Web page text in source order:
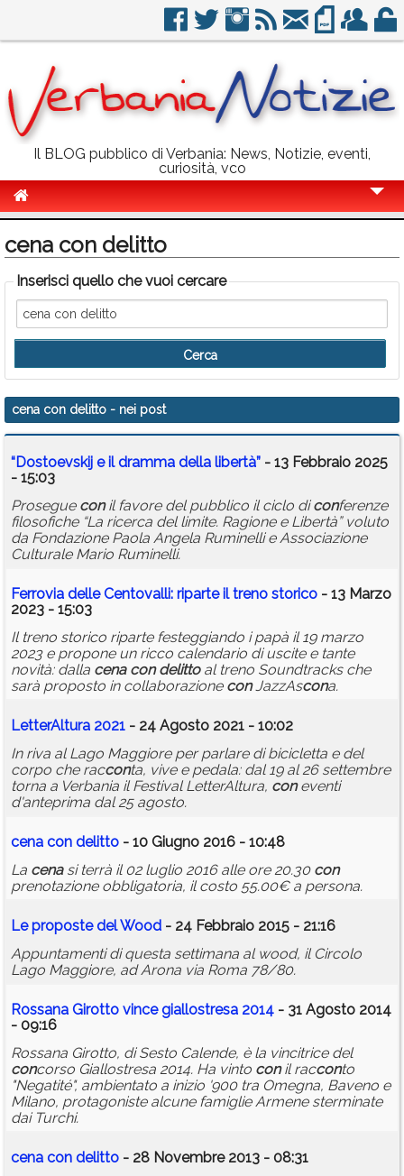
Il BLOG pubblico di Verbania: News, Notizie, eventi,
curiosità, vco
Politica
Sport
Eventi
Info Utili
Rubriche
Calendario
Annunci
cena con delitto
Inserisci quello che vuoi cercare
cena con delitto - nei post
“Dostoevskij e il dramma della libertà” - 13 Febbraio 2025
- 15:03
Prosegue conil favore del pubblico il ciclo diconferenze
filosofiche “La ricerca del limite. Ragione e Libertà” voluto
da Fondazione Paola Angela Ruminelli e Associazione
Culturale Mario Ruminelli.
Ferrovia delle Centovalli: riparte il treno storico - 13 Marzo
2023 - 15:03
Il treno storico riparte festeggiando i papà il 19 marzo
2023 e propone un ricco calendario di uscite e tante
novità: dalla cena con delittoal treno Soundtracks che
sarà proposto in collaborazione conJazzAscona.
LetterAltura 2021 - 24 Agosto 2021 - 10:02
In riva al Lago Maggiore per parlare di bicicletta e del
corpo che racconta, vive e pedala: dal 19 al 26 settembre
torna a Verbania il Festival LetterAltura, coneventi
d'anteprima dal 25 agosto.
cena con delitto - 10 Giugno 2016 - 10:48
La cenasi terrà il 02 luglio 2016 alle ore 20.30 con
prenotazione obbligatoria, il costo 55.00€ a persona.
Le proposte del Wood - 24 Febbraio 2015 - 21:16
Appuntamenti di questa settimana al wood, il Circolo
Lago Maggiore, ad Arona via Roma 78/80.
Rossana Girotto vince giallostresa 2014 - 31 Agosto 2014
- 09:16
Rossana Girotto, di Sesto Calende, è la vincitrice del
concorso Giallostresa 2014. Ha vinto conil racconto
"Negatité", ambientato a inizio '900 tra Omegna, Baveno e
Milano, protagoniste alcune famiglie Armene sterminate
dai Turchi.
cena con delitto - 28 Novembre 2013 - 08:31